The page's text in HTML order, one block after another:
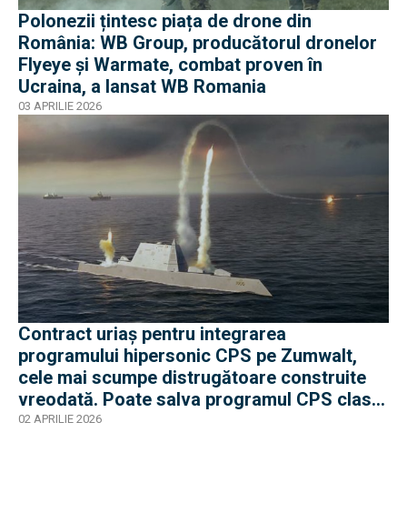
Polonezii țintesc piața de drone din
România: WB Group, producătorul dronelor
Flyeye și Warmate, combat proven în
Ucraina, a lansat WB Romania
03 APRILIE 2026
Contract uriaș pentru integrarea
programului hipersonic CPS pe Zumwalt,
cele mai scumpe distrugătoare construite
vreodată. Poate salva programul CPS clasa
care s-a oprit la 3 nave?
02 APRILIE 2026